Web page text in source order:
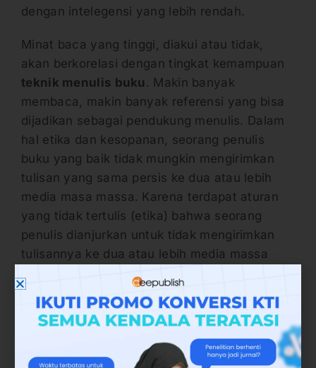
dengan intelegensi yang lebih rendah.
Minat baca yang tinggi, diakui atau tidak,
akan berkorelasi dengan tingkat kemampuan
teknik menulis buku . Makin banyak
membaca, makin banyak referensi yang bisa
dijadikan sebagai pendukung menulis. Dalam
hal etika dan kesopanan, seorang penulis
buku yang baik tidak mungkin mengirimkan
tulisan yang sama persis ke dua atau lebih
media masa massa. Karena terdapat aturan
yang tidak tertulis (etika) bahwa seorang
penulis dianjurkan untuk tidak mengirimkan
tulisannya ke dua atau lebih media massa
Terkecuali, penulis tersebut telah melakukan
modifikasi dan melakukan perubahan
secukupnya dari tema tulisan yang sama
untuk dikirimkan ke media massa yang